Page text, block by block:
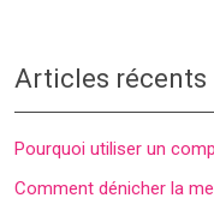
Articles récents
Pourquoi utiliser un
Comment dénicher la